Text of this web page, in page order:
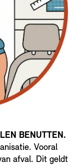
BENUTTEN.
Vooral
afval. Dit geldt